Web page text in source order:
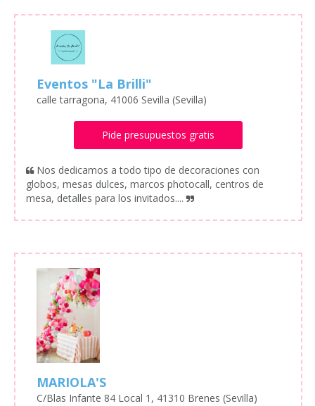
Eventos "La Brilli"
calle tarragona, 41006 Sevilla (Sevilla)
Pide presupuestos gratis
Nos dedicamos a todo tipo de decoraciones con
globos, mesas dulces, marcos photocall, centros de
mesa, detalles para los invitados....
MARIOLA'S
C/Blas Infante 84 Local 1, 41310 Brenes (Sevilla)